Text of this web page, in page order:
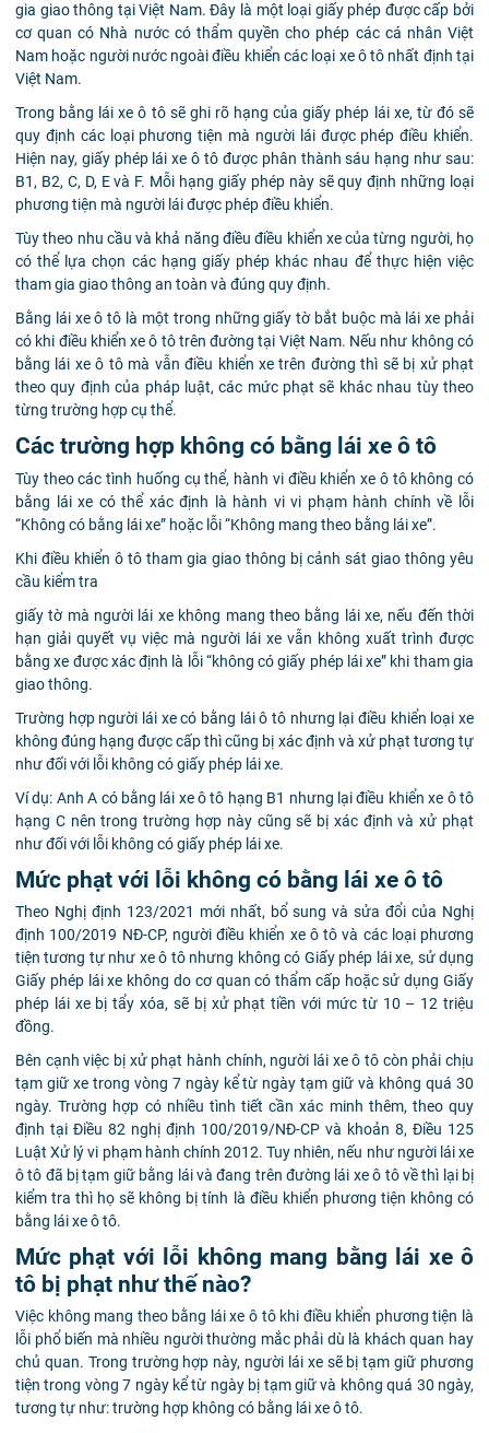
gia giao thông tại Việt Nam. Đây là một loại giấy phép được cấp bởi
cơ quan có Nhà nước có thẩm quyền cho phép các cá nhân Việt
Nam hoặc người nước ngoài điều khiển các loại xe ô tô nhất định tại
Việt Nam.
Trong bằng lái xe ô tô sẽ ghi rõ hạng của giấy phép lái xe, từ đó sẽ
quy định các loại phương tiện mà người lái được phép điều khiển.
Hiện nay, giấy phép lái xe ô tô được phân thành sáu hạng như sau:
B1, B2, C, D, E và F. Mỗi hạng giấy phép này sẽ quy định những loại
phương tiện mà người lái được phép điều khiển.
Tùy theo nhu cầu và khả năng điều điều khiển xe của từng người, họ
có thể lựa chọn các hạng giấy phép khác nhau để thực hiện việc
tham gia giao thông an toàn và đúng quy định.
Bằng lái xe ô tô là một trong những giấy tờ bắt buộc mà lái xe phải
có khi điều khiển xe ô tô trên đường tại Việt Nam. Nếu như không có
bằng lái xe ô tô mà vẫn điều khiển xe trên đường thì sẽ bị xử phạt
theo quy định của pháp luật, các mức phạt sẽ khác nhau tùy theo
từng trường hợp cụ thể.
Các trường hợp không có bằng lái xe ô tô
Tùy theo các tình huống cụ thể, hành vi điều khiển xe ô tô không có
bằng lái xe có thể xác định là hành vi vi phạm hành chính về lỗi
“Không có bằng lái xe” hoặc lỗi “Không mang theo bằng lái xe”.
Khi điều khiển ô tô tham gia giao thông bị cảnh sát giao thông yêu
cầu kiểm tra
giấy tờ mà người lái xe không mang theo bằng lái xe, nếu đến thời
hạn giải quyết vụ việc mà người lái xe vẫn không xuất trình được
bằng xe được xác định là lỗi “không có giấy phép lái xe” khi tham gia
giao thông.
Trường hợp người lái xe có bằng lái ô tô nhưng lại điều khiển loại xe
không đúng hạng được cấp thì cũng bị xác định và xử phạt tương tự
như đối với lỗi không có giấy phép lái xe.
Ví dụ: Anh A có bằng lái xe ô tô hạng B1 nhưng lại điều khiển xe ô tô
hạng C nên trong trường hợp này cũng sẽ bị xác định và xử phạt
như đối với lỗi không có giấy phép lái xe.
Mức phạt với lỗi không có bằng lái xe ô tô
Theo Nghị định 123/2021 mới nhất, bổ sung và sửa đổi của Nghị
định 100/2019 NĐ-CP, người điều khiển xe ô tô và các loại phương
tiện tương tự như xe ô tô nhưng không có Giấy phép lái xe, sử dụng
Giấy phép lái xe không do cơ quan có thẩm cấp hoặc sử dụng Giấy
phép lái xe bị tẩy xóa, sẽ bị xử phạt tiền với mức từ 10 – 12 triệu
đồng.
Bên cạnh việc bị xử phạt hành chính, người lái xe ô tô còn phải chịu
tạm giữ xe trong vòng 7 ngày kể từ ngày tạm giữ và không quá 30
ngày. Trường hợp có nhiều tình tiết cần xác minh thêm, theo quy
định tại Điều 82 nghị định 100/2019/NĐ-CP và khoản 8, Điều 125
Luật Xử lý vi phạm hành chính 2012. Tuy nhiên, nếu như người lái xe
ô tô đã bị tạm giữ bằng lái và đang trên đường lái xe ô tô về thì lại bị
kiểm tra thì họ sẽ không bị tính là điều khiển phương tiện không có
bằng lái xe ô tô.
Mức phạt với lỗi không mang bằng lái xe ô
tô bị phạt như thế nào?
Việc không mang theo bằng lái xe ô tô khi điều khiển phương tiện là
lỗi phổ biến mà nhiều người thường mắc phải dù là khách quan hay
chủ quan. Trong trường hợp này, người lái xe sẽ bị tạm giữ phương
tiện trong vòng 7 ngày kể từ ngày bị tạm giữ và không quá 30 ngày,
tương tự như: trường hợp không có bằng lái xe ô tô.